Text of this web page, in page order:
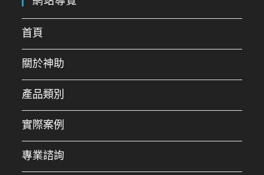
想了解自動化倉儲更多資訊，可加入
operational principle, and honesty
entails not concealing information
required by our customers
首頁
關於神助
產品類別
實際案例
專業諮詢